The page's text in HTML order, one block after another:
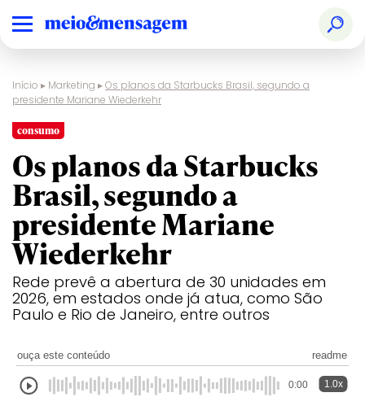
Início ▸ Marketing ▸Os planos da Starbucks Brasil, segundo a
presidente Mariane Wiederkehr
consumo
Os planos da Starbucks
Brasil, segundo a
presidente Mariane
Wiederkehr
Rede prevê a abertura de 30 unidades em
2026, em estados onde já atua, como São
Paulo e Rio de Janeiro, entre outros
ouça este conteúdo readme
0:00 1.0x